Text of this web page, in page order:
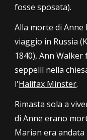
fosse sposata).
Alla morte di
viaggio in Russia
1840), Ann
seppellì nella
l'Halifax Minster.
Rimasta sola a
di Anne erano
Marian era